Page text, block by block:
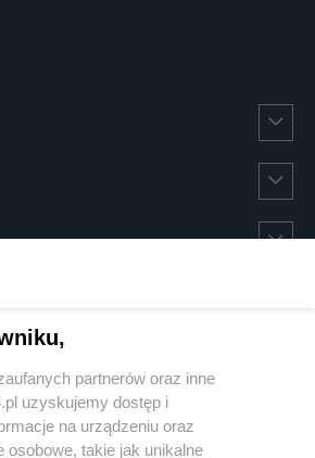
partnerów oraz inne
uzyskujemy dostęp i
na urządzeniu oraz
osobowe, takie jak unikalne